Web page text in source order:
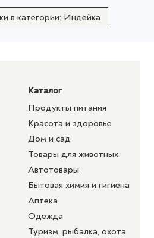
в категории: Индейка
Каталог
Продукты питания
Красота и здоровье
Дом и сад
Товары для животных
Автотовары
Бытовая химия и гигиена
Аптека
Одежда
Туризм, рыбалка, охота